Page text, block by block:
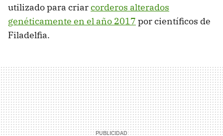
utilizado para criarcorderos alterados
genéticamente en el año 2017 por científicos de
Filadelfia.